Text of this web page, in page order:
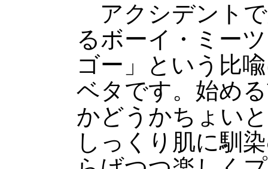
アクシデント
るボーイ・ミー
ゴー」という比
ベタです。始め
かどうかちょい
しっくり肌に馴